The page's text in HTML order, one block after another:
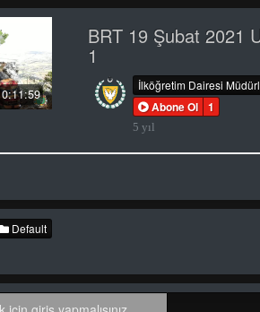
0:11:59
BRT 19 Şubat 2021
1
İlköğretim Dairesi
Abone Ol 1
5 yıl
Default